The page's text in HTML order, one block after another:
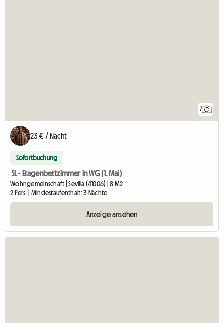
7
23 € / Nacht
Sofortbuchung
SL - Etagenbettzimmer in WG (1. Mai)
Wohngemeinschaft | Sevilla (41006) | 8 M2
2 Pers. | Mindestaufenthalt: 3 Nächte
Anzeige ansehen